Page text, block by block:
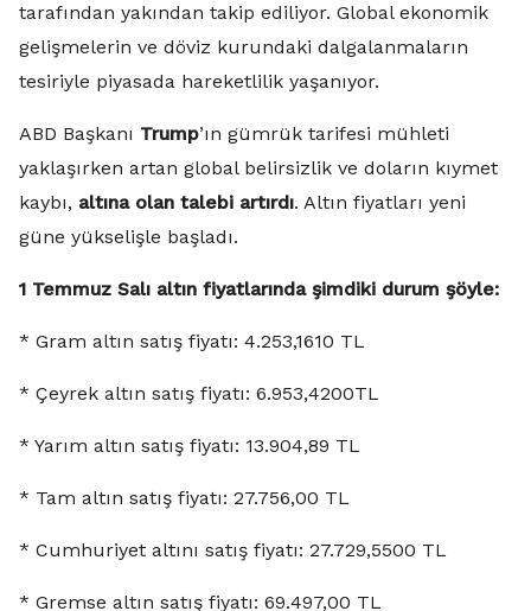
tarafından yakından takip ediliyor. Global ekonomik
gelişmelerin ve döviz kurundaki dalgalanmaların
tesiriyle piyasada hareketlilik yaşanıyor.
ABD Başkanı Trump’ın gümrük tarifesi mühleti
yaklaşırken artan global belirsizlik ve doların kıymet
kaybı, altına olan talebi artırdı. Altın fiyatları yeni
güne yükselişle başladı.
1 Temmuz Salı altın fiyatlarında şimdiki durum şöyle:
* Gram altın satış fiyatı: 4.253,1610 TL
* Çeyrek altın satış fiyatı: 6.953,4200TL
* Yarım altın satış fiyatı: 13.904,89 TL
* Tam altın satış fiyatı: 27.756,00 TL
* Cumhuriyet altını satış fiyatı: 27.729,5500 TL
* Gremse altın satış fiyatı: 69.497,00 TL